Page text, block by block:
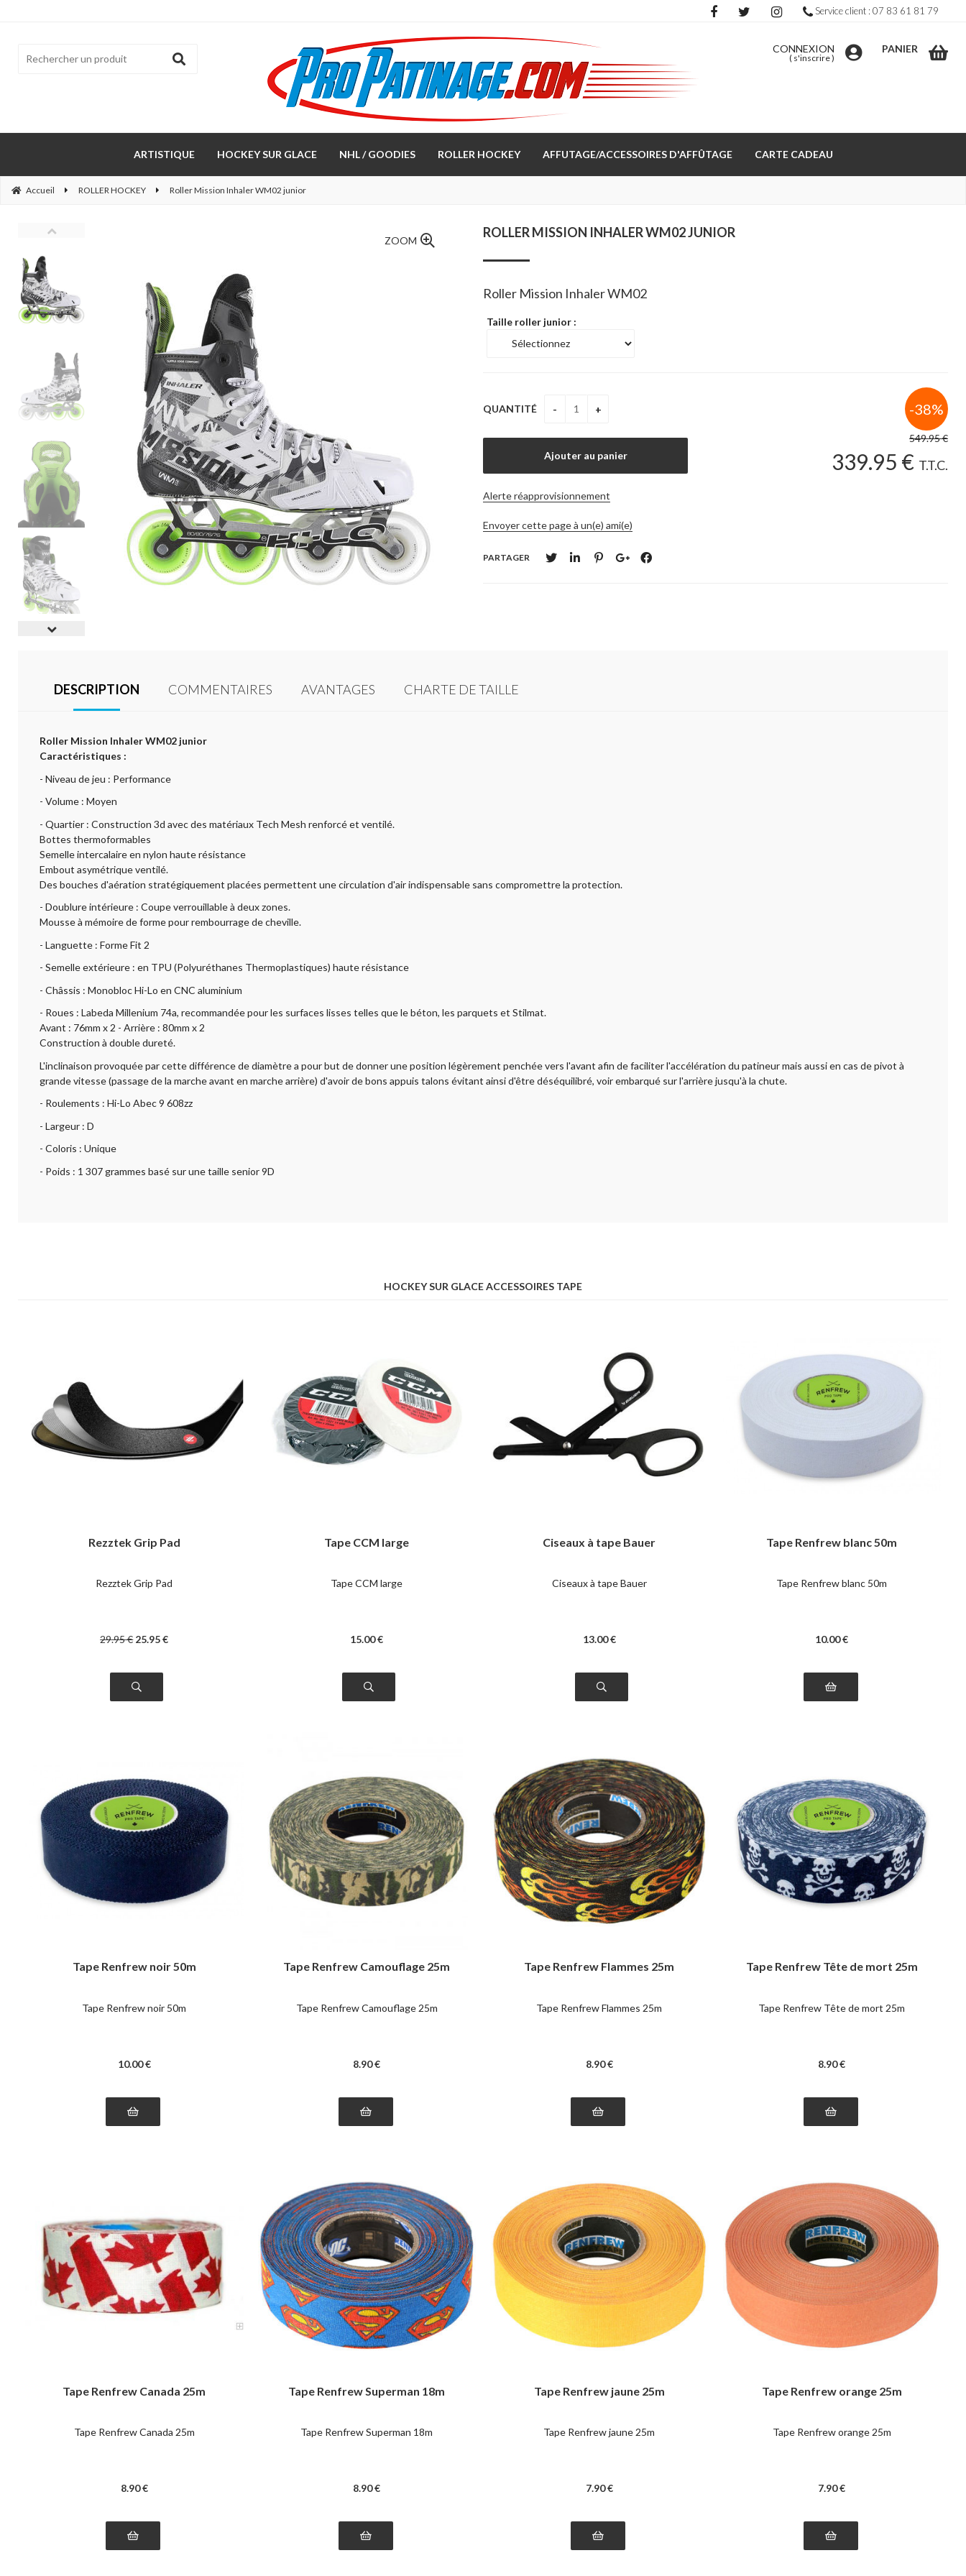
CONNEXION
( s'inscrire)
PANIER
ARTISTIQUE HOCKEY SUR GLACE NHL / GOODIES ROLLER HOCKEY AFFUTAGE/ACCESSOIRES D'AFFÛTAGE CARTE CADEAU
Accueil ROLLER HOCKEY Roller Mission Inhaler WM02 junior
ZOOM
ROLLER MISSION INHALER WM02 JUNIOR
Roller Mission Inhaler WM02
Taille roller junior :
549.95€
339.95 € T.T.C.
QUANTITÉ
Alerte réapprovisionnement
Envoyer cette page à un(e) ami(e)
PARTAGER
DESCRIPTION COMMENTAIRES AVANTAGES CHARTE DE TAILLE
Roller Mission Inhaler WM02 junior
Caractéristiques :
- Niveau de jeu : Performance
- Volume : Moyen
- Quartier : Construction 3d avec des matériaux Tech Mesh renforcé et ventilé.
Bottes thermoformables
Semelle intercalaire en nylon haute résistance
Embout asymétrique ventilé.
Des bouches d'aération stratégiquement placées permettent une circulation d'air indispensable sans compromettre la protection.
- Doublure intérieure : Coupe verrouillable à deux zones.
Mousse à mémoire de forme pour rembourrage de cheville.
- Languette : Forme Fit 2
- Semelle extérieure : en TPU (Polyuréthanes Thermoplastiques) haute résistance
- Châssis : Monobloc Hi-Lo en CNC aluminium
- Roues : Labeda Millenium 74a, recommandée pour les surfaces lisses telles que le béton, les parquets et Stilmat.
Avant : 76mm x 2 - Arrière : 80mm x 2
Construction à double dureté.
L'inclinaison provoquée par cette différence de diamètre a pour but de donner une position légèrement penchée vers l'avant afin de faciliter l'accélération du patineur mais aussi en cas de pivot à
grande vitesse (passage de la marche avant en marche arrière) d'avoir de bons appuis talons évitant ainsi d'être déséquilibré, voir embarqué sur l'arrière jusqu'à la chute.
- Roulements : Hi-Lo Abec 9 608zz
- Largeur : D
- Coloris : Unique
- Poids : 1 307 grammes basé sur une taille senior 9D
HOCKEY SUR GLACE ACCESSOIRES TAPE
Rezztek Grip Pad
Rezztek Grip Pad
29.95€ 25.95€
Tape CCM large
Tape CCM large
15.00€
Ciseaux à tape Bauer
Ciseaux à tape Bauer
13.00€
Tape Renfrew blanc 50m
Tape Renfrew blanc 50m
10.00€
Tape Renfrew noir 50m
Tape Renfrew noir 50m
10.00€
Tape Renfrew Camouflage 25m
Tape Renfrew Camouflage 25m
8.90€
Tape Renfrew Flammes 25m
Tape Renfrew Flammes 25m
8.90€
Tape Renfrew Tête de mort 25m
Tape Renfrew Tête de mort 25m
8.90€
Tape Renfrew Canada 25m
Tape Renfrew Canada 25m
8.90€
Tape Renfrew Superman 18m
Tape Renfrew Superman 18m
8.90€
Tape Renfrew jaune 25m
Tape Renfrew jaune 25m
7.90€
Tape Renfrew orange 25m
Tape Renfrew orange 25m
7.90€
Service client : 07 83 61 81 79